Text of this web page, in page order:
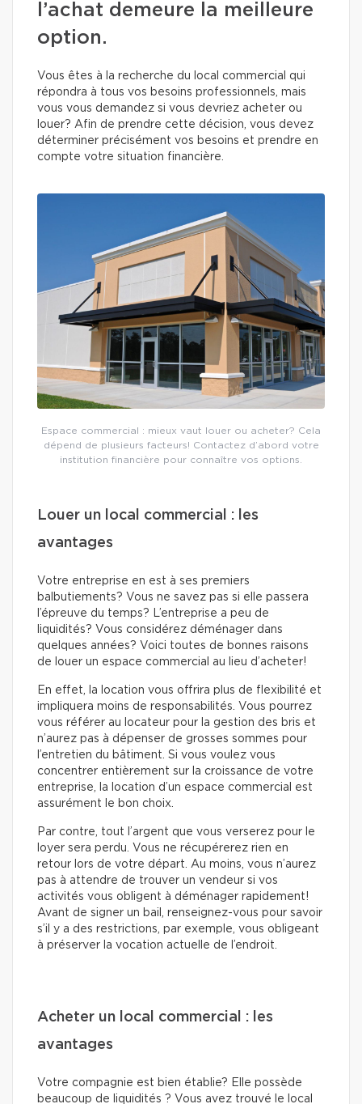
l’achat demeure la meilleure
option.
Vous êtes à la recherche du local commercial qui
répondra à tous vos besoins professionnels, mais
vous vous demandez si vous devriez acheter ou
louer? Afin de prendre cette décision, vous devez
déterminer précisément vos besoins et prendre en
compte votre situation financière.
Espace commercial : mieux vaut louer ou acheter? Cela
dépend de plusieurs facteurs! Contactez d’abord votre
institution financière pour connaître vos options.
Louer un local commercial : les
avantages
Votre entreprise en est à ses premiers
balbutiements? Vous ne savez pas si elle passera
l’épreuve du temps? L’entreprise a peu de
liquidités? Vous considérez déménager dans
quelques années? Voici toutes de bonnes raisons
de louer un espace commercial au lieu d’acheter!
En effet, la location vous offrira plus de flexibilité et
impliquera moins de responsabilités. Vous pourrez
vous référer au locateur pour la gestion des bris et
n’aurez pas à dépenser de grosses sommes pour
l’entretien du bâtiment. Si vous voulez vous
concentrer entièrement sur la croissance de votre
entreprise, la location d’un espace commercial est
assurément le bon choix.
Par contre, tout l’argent que vous verserez pour le
loyer sera perdu. Vous ne récupérerez rien en
retour lors de votre départ. Au moins, vous n’aurez
pas à attendre de trouver un vendeur si vos
activités vous obligent à déménager rapidement!
Avant de signer un bail, renseignez-vous pour savoir
s’il y a des restrictions, par exemple, vous obligeant
à préserver la vocation actuelle de l’endroit.
Acheter un local commercial : les
avantages
Votre compagnie est bien établie? Elle possède
beaucoup de liquidités ? Vous avez trouvé le local